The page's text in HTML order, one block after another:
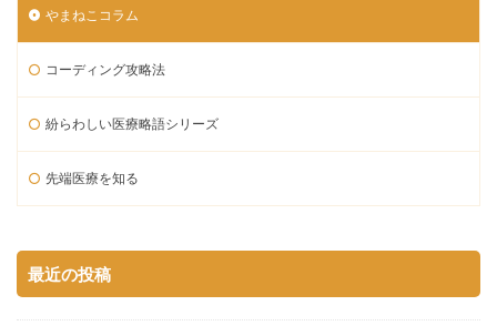
やまねこコラム
コーディング攻略法
紛らわしい医療略語シリーズ
先端医療を知る
最近の投稿